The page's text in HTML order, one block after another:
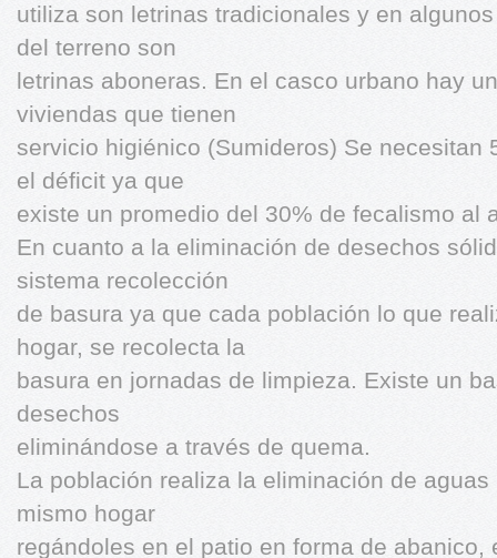
utiliza son letrinas tradicionales y en
del terreno son
letrinas aboneras. En el casco urbano hay
viviendas que tienen
servicio higiénico (Sumideros) Se necesitan
el déficit ya que
existe un promedio del 30% de fecalismo al
En cuanto a la eliminación de desechos
sistema recolección
de basura ya que cada población lo que
hogar, se recolecta la
basura en jornadas de limpieza. Existe un
desechos
eliminándose a través de quema.
La población realiza la eliminación de
mismo hogar
regándoles en el patio en forma de abanico,